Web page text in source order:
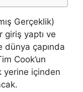
Gerçeklik)
giriş yaptı ve
dünya çapında
Cook’un
yerine içinden